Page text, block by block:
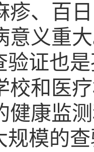
疹、百
意义重
验证也
校和医
健康监
规模的